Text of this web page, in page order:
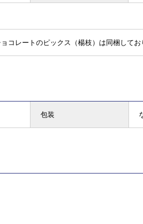
コレートのピックス（楊枝）は同梱してお
包装